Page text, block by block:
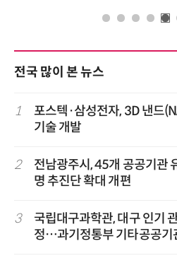
전국 많이 본 뉴스
1
포스텍·삼성전자, 3D 낸드
기술 개발
2
전남광주시, 45개 공공기관
명 추진단 확대 개편
3
국립대구과학관, 대구 인기
정…과기정통부 기타공공기